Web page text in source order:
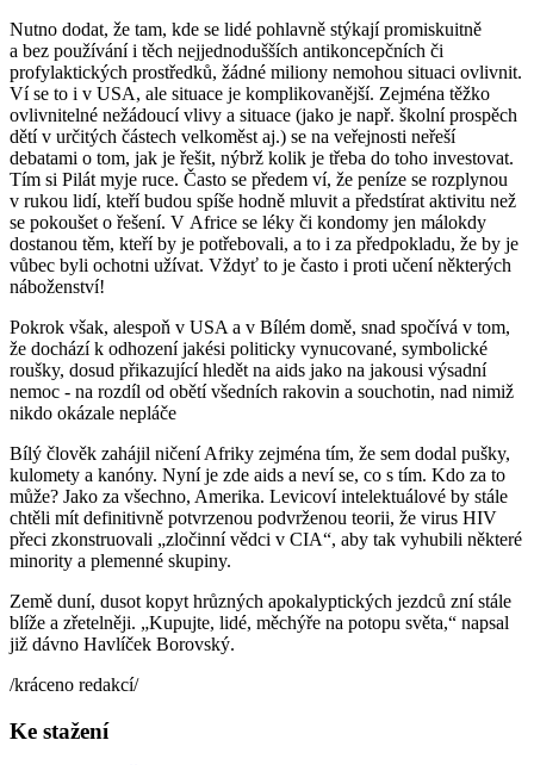
Nutno dodat, že tam, kde se lidé pohlavně stýkají promiskuitně
a bez používání i těch nejjednodušších antikoncepčních či
profylaktických prostředků, žádné miliony nemohou situaci ovlivnit.
Ví se to i v USA, ale situace je komplikovanější. Zejména těžko
ovlivnitelné nežádoucí vlivy a situace (jako je např. školní prospěch
dětí v určitých částech velkoměst aj.) se na veřejnosti neřeší
debatami o tom, jak je řešit, nýbrž kolik je třeba do toho investovat.
Tím si Pilát myje ruce. Často se předem ví, že peníze se rozplynou
v rukou lidí, kteří budou spíše hodně mluvit a předstírat aktivitu než
se pokoušet o řešení. V Africe se léky či kondomy jen málokdy
dostanou těm, kteří by je potřebovali, a to i za předpokladu, že by je
vůbec byli ochotni užívat. Vždyť to je často i proti učení některých
náboženství!
Pokrok však, alespoň v USA a v Bílém domě, snad spočívá v tom,
že dochází k odhození jakési politicky vynucované, symbolické
roušky, dosud přikazující hledět na aids jako na jakousi výsadní
nemoc - na rozdíl od obětí všedních rakovin a souchotin, nad nimiž
nikdo okázale nepláče
Bílý člověk zahájil ničení Afriky zejména tím, že sem dodal pušky,
kulomety a kanóny. Nyní je zde aids a neví se, co s tím. Kdo za to
může? Jako za všechno, Amerika. Levicoví intelektuálové by stále
chtěli mít definitivně potvrzenou podvrženou teorii, že virus HIV
přeci zkonstruovali „zločinní vědci v CIA“, aby tak vyhubili některé
minority a plemenné skupiny.
Země duní, dusot kopyt hrůzných apokalyptických jezdců zní stále
blíže a zřetelněji. „Kupujte, lidé, měchýře na potopu světa,“ napsal
již dávno Havlíček Borovský.
/kráceno redakcí/
Ke stažení